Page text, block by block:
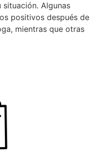
situación. Algunas
positivos después de
mientras que otras